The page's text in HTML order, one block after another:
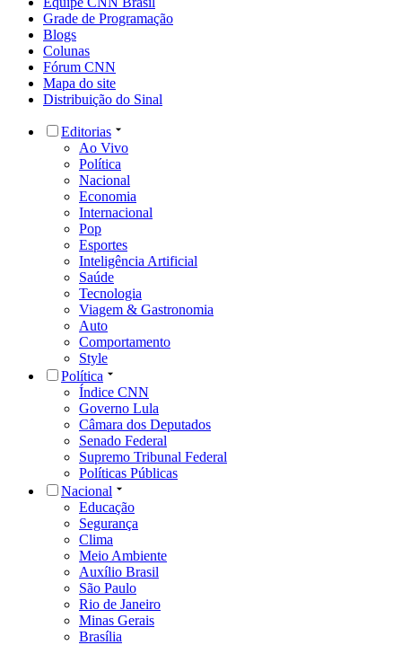
Grade de Programação
Blogs
Colunas
Fórum CNN
Mapa do site
Distribuição do Sinal
Editorias
Ao Vivo
Política
Nacional
Economia
Internacional
Pop
Esportes
Inteligência Artificial
Saúde
Tecnologia
Viagem & Gastronomia
Auto
Comportamento
Style
Política
Índice CNN
Governo Lula
Câmara dos Deputados
Senado Federal
Supremo Tribunal Federal
Políticas Públicas
Nacional
Educação
Segurança
Clima
Meio Ambiente
Auxílio Brasil
São Paulo
Rio de Janeiro
Minas Gerais
Brasília